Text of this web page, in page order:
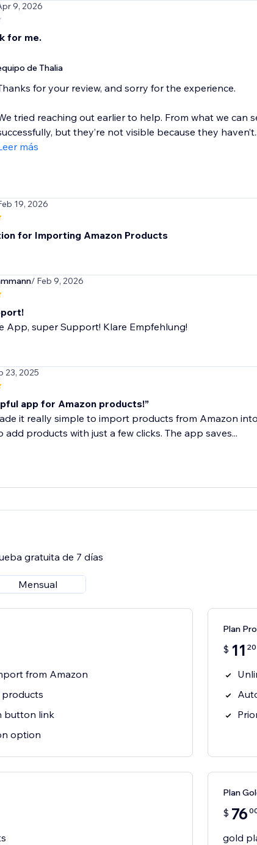
9, 2026
for me.
de Thalia
for your review, and sorry for the experience.
tried reaching out earlier to help. From what we can
but they’re not visible because they
más
19, 2026
for Importing Amazon Products
/ Feb 9, 2026
App, super Support! Klare Empfehlung!
23, 2025
app for Amazon products!”
it really simple to import products from Amazon
add products with just a few clicks. The app saves...
gratuita de 7 días
Mensual
from Amazon
button link
option
Plan Pro
$ 11 20
Plan
$ 76
gold